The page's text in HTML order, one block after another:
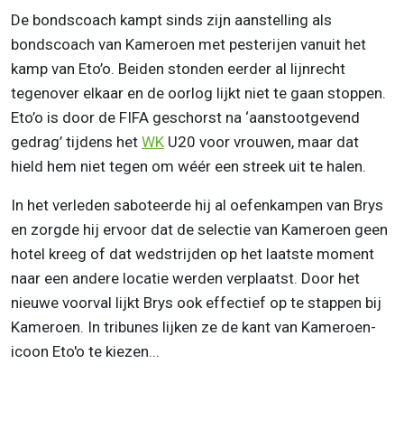
De bondscoach kampt sinds zijn aanstelling als
bondscoach van Kameroen met pesterijen vanuit het
kamp van Eto’o. Beiden stonden eerder al lijnrecht
tegenover elkaar en de oorlog lijkt niet te gaan stoppen.
Eto’o is door de FIFA geschorst na ‘aanstootgevend
gedrag’ tijdens het WK U20 voor vrouwen, maar dat
hield hem niet tegen om wéér een streek uit te halen.
In het verleden saboteerde hij al oefenkampen van Brys
en zorgde hij ervoor dat de selectie van Kameroen geen
hotel kreeg of dat wedstrijden op het laatste moment
naar een andere locatie werden verplaatst. Door het
nieuwe voorval lijkt Brys ook effectief op te stappen bij
Kameroen. In tribunes lijken ze de kant van Kameroen-
icoon Eto'o te kiezen...